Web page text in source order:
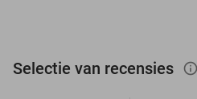
Selectie van recensies